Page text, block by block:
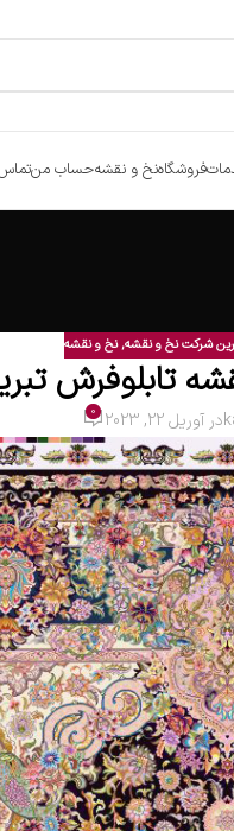
فروشگاهنخ و نقشهحساب من
شرکت نخ و نقشه,نخ و نقشه
تابلوفرش
در آوریل 22, 2023 0